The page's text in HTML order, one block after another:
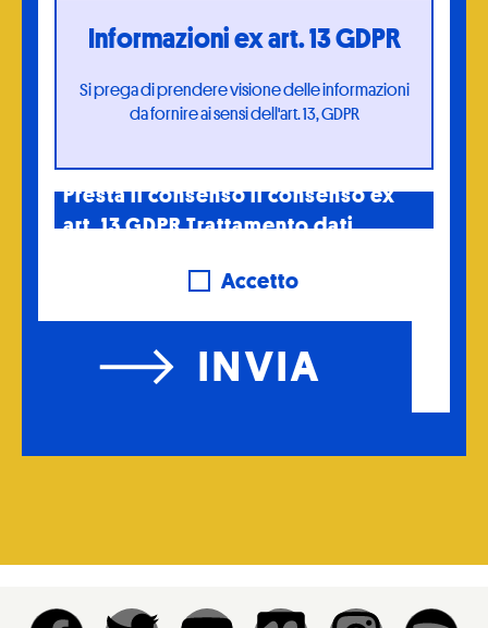
Informazioni ex art. 13 GDPR
Si prega di prendere visione delle informazioni
da fornire ai sensi dell'art. 13, GDPR
Presta il consenso il consenso ex
art. 13 GDPR Trattamento dati
Accetto